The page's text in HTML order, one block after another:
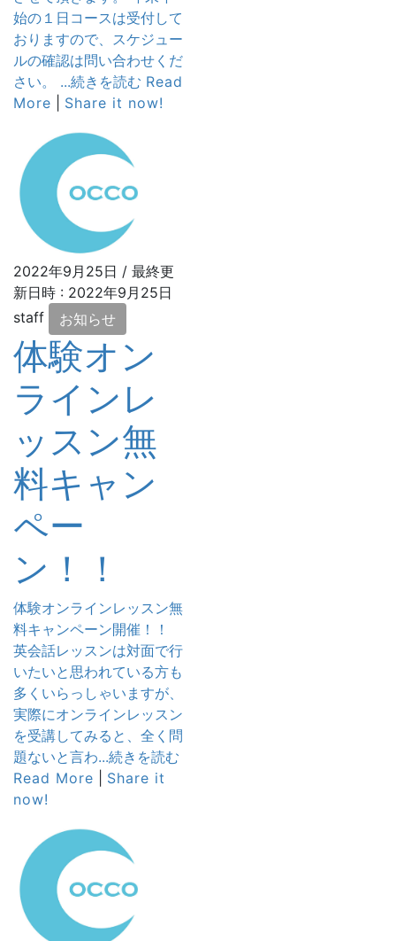
始の１日コースは受付して
おりますので、スケジュー
ルの確認は問い合わせくだ
さい。 ...続きを読む Read
More
Share it now!
2022年9月25日 / 最終更
新日時 : 2022年9月25日
staff
お知らせ
体験オン
ラインレ
ッスン無
料キャン
ペー
ン！！
体験オンラインレッスン無
料キャンペーン開催！！
英会話レッスンは対面で行
いたいと思われている方も
多くいらっしゃいますが、
実際にオンラインレッスン
を受講してみると、全く問
題ないと言わ...続きを読む
Read More
Share it
now!